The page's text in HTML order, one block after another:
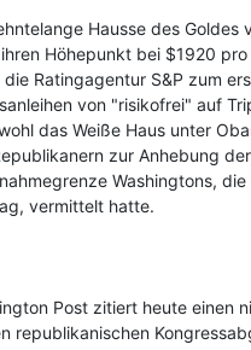
Hausse des Goldes
Höhepunkt bei $1920
die Ratingagentur S&P zum
von "risikofrei" auf
das Weiße Haus unter
zur Anhebung der
Washingtons,
vermittelt hatte.
Post zitiert heute einen
republikanischen